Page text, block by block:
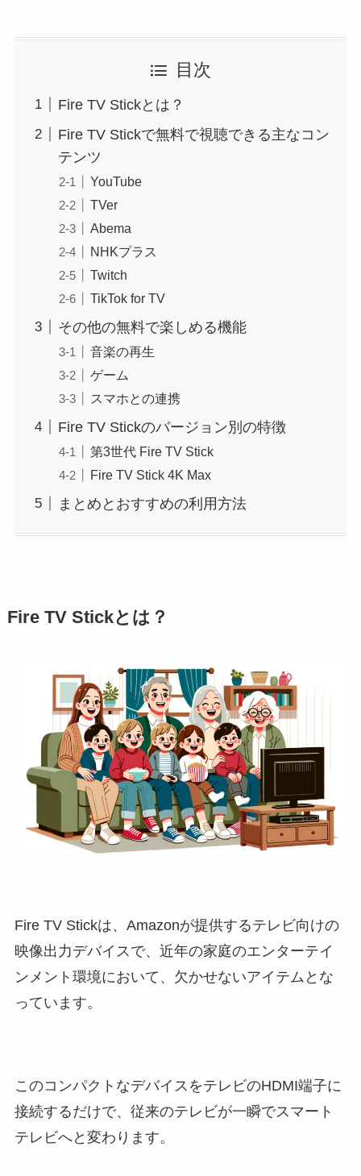
目次
Fire TV Stickとは？
Fire TV Stickで無料で視聴できる主なコン
テンツ
YouTube
TVer
Abema
NHKプラス
Twitch
TikTok for TV
その他の無料で楽しめる機能
音楽の再生
ゲーム
スマホとの連携
Fire TV Stickのバージョン別の特徴
第3世代 Fire TV Stick
Fire TV Stick 4K Max
まとめとおすすめの利用方法
Fire TV Stickとは？
Fire TV Stickは、Amazonが提供するテレビ向けの
映像出力デバイスで、近年の家庭のエンターテイ
ンメント環境において、欠かせないアイテムとな
っています。
このコンパクトなデバイスをテレビのHDMI端子に
接続するだけで、従来のテレビが一瞬でスマート
テレビへと変わります。